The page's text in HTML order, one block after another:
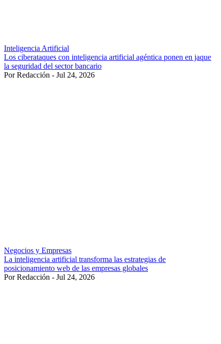
Inteligencia Artificial
Los ciberataques con inteligencia artificial agéntica ponen en jaque
la seguridad del sector bancario
Por Redacción - Jul 24, 2026
Negocios y Empresas
La inteligencia artificial transforma las estrategias de
posicionamiento web de las empresas globales
Por Redacción - Jul 24, 2026